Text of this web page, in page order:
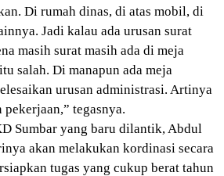
Di rumah dinas, di atas mobil, di
Jadi kalau ada urusan surat
masih surat masih ada di meja
salah. Di manapun ada meja
urusan administrasi. Artinya
pekerjaan,” tegasnya.
Sumbar yang baru dilantik, Abdul
akan melakukan kordinasi secara
tugas yang cukup berat tahun